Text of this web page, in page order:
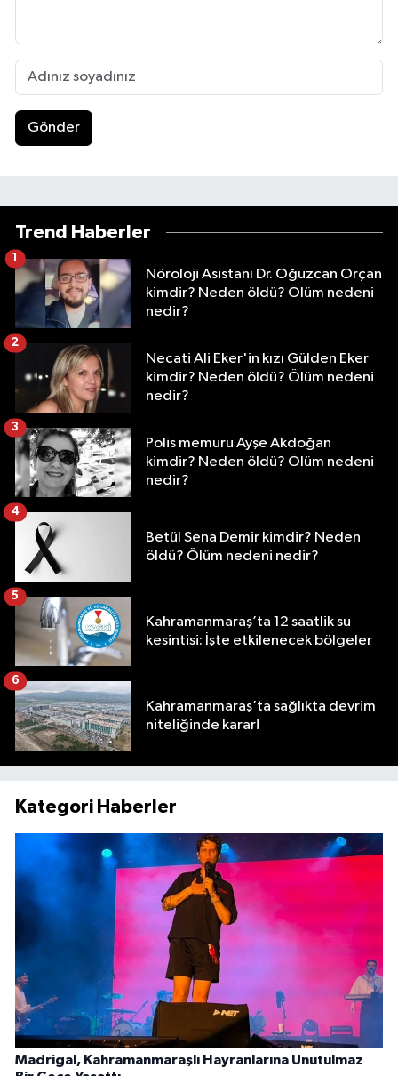
Gönder
Trend Haberler
Nöroloji Asistanı Dr. Oğuzcan Orçan
kimdir? Neden öldü? Ölüm nedeni
nedir?
1
Necati Ali Eker'in kızı Gülden Eker
kimdir? Neden öldü? Ölüm nedeni
nedir?
2
Polis memuru Ayşe Akdoğan
kimdir? Neden öldü? Ölüm nedeni
nedir?
3
Betül Sena Demir kimdir? Neden
öldü? Ölüm nedeni nedir?
4
Kahramanmaraş’ta 12 saatlik su
kesintisi: İşte etkilenecek bölgeler
5
Kahramanmaraş’ta sağlıkta devrim
niteliğinde karar!
6
Kategori Haberler
Madrigal, Kahramanmaraşlı Hayranlarına Unutulmaz